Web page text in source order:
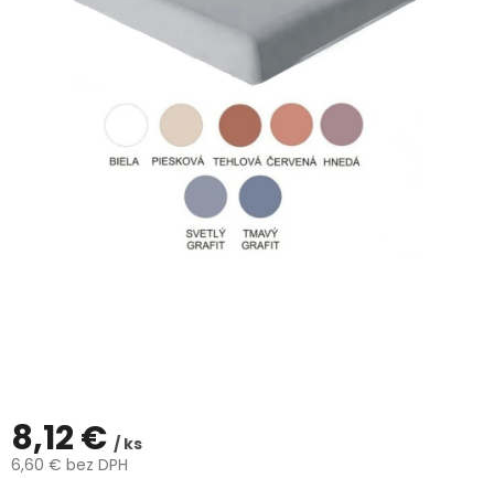
8,12 € / ks
6,60 € bez DPH